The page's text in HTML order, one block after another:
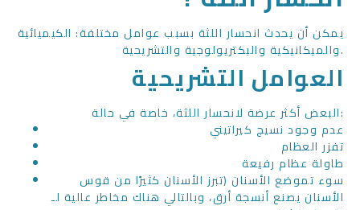
يمكن أن يحدث انحسار اللثة بسبب عوامل مختلفة: الكيميائية
والميكانيكية والبكتريولوجية والتشريحية.
العوامل التشريحية
البعض أكثر عرضة لانحسار اللثة، خاصة في حالة:
عدم وجود نسيج كيراتيني
تفزر العظام
طاولة عظام رفيعة
سوء تموضع الأسنان (تبرز الأسنان كثيرًا من قوس
الأسنان يصنع أنسجة أرق، وبالتالي هناك مخاطر عالية لـ